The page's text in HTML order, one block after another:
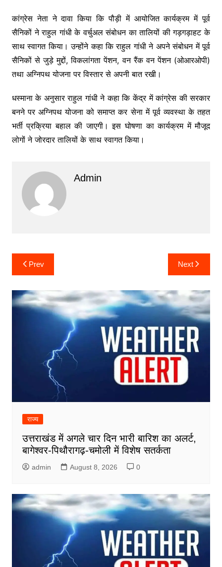
कांग्रेस नेता ने दावा किया कि पौड़ी में आयोजित कार्यक्रम में पूर्व
सैनिकों ने राहुल गांधी के वर्चुअल संबोधन का तालियों की गड़गड़ाहट के
साथ स्वागत किया। उन्होंने कहा कि राहुल गांधी ने अपने संबोधन में पूर्व
सैनिकों से जुड़े मुद्दों, विकलांगता पेंशन, वन रैंक वन पेंशन (ओआरओपी)
तथा अग्निपथ योजना पर विस्तार से अपनी बात रखी।
धस्माना के अनुसार राहुल गांधी ने कहा कि केंद्र में कांग्रेस की सरकार
बनने पर अग्निपथ योजना को समाप्त कर सेना में पूर्व व्यवस्था के तहत
भर्ती प्रक्रिया बहाल की जाएगी। इस घोषणा का कार्यक्रम में मौजूद
लोगों ने जोरदार तालियों के साथ स्वागत किया।
Admin
Post
navigation
Prev Next
राज्य
उत्तराखंड में अगले चार दिन भारी बारिश का अलर्ट,
बागेश्वर-पिथौरागढ़-चमोली में विशेष सतर्कता
admin August 8, 2026 0